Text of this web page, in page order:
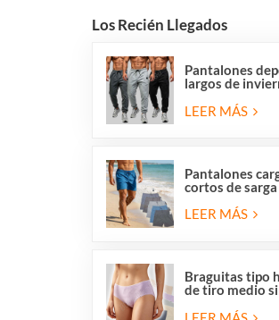
Los Recién Llegados
Pantalones
largos de
forro polar
de Overstock,
LEER MÁS
Pantalones
cortos de
algodón
hombre con 6
LEER MÁS
Braguitas tipo
de tiro medio